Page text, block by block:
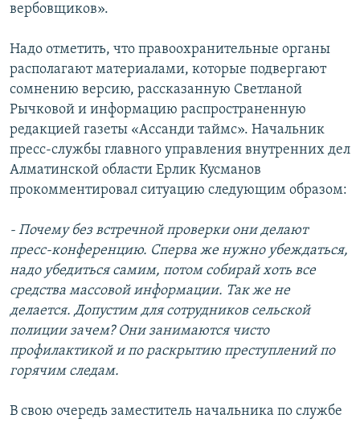
вербовщиков».
Надо отметить, что правоохранительные органы
располагают материалами, которые подвергают
сомнению версию, рассказанную Светланой
Рычковой и информацию распространенную
редакцией газеты «Ассанди таймс». Начальник
пресс-службы главного управления внутренних дел
Алматинской области Ерлик Кусманов
прокомментировал ситуацию следующим образом:
- Почему без встречной проверки они делают
пресс-конференцию. Сперва же нужно убеждаться,
надо убедиться самим, потом собирай хоть все
средства массовой информации. Так же не
делается. Допустим для сотрудников сельской
полиции зачем? Они занимаются чисто
профилактикой и по раскрытию преступлений по
горячим следам.
В свою очередь заместитель начальника по службе